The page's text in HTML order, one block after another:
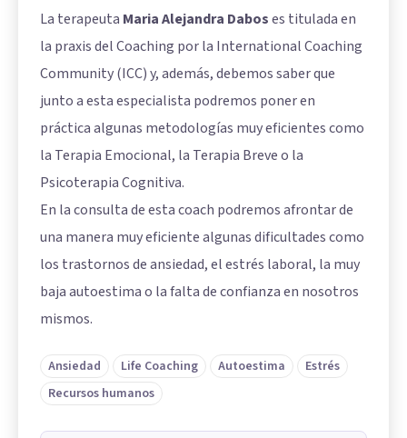
La terapeuta Maria Alejandra Daboses titulada en
la praxis del Coaching por la International Coaching
Community (ICC) y, además, debemos saber que
junto a esta especialista podremos poner en
práctica algunas metodologías muy eficientes como
la Terapia Emocional, la Terapia Breve o la
Psicoterapia Cognitiva.
En la consulta de esta coach podremos afrontar de
una manera muy eficiente algunas dificultades como
los trastornos de ansiedad, el estrés laboral, la muy
baja autoestima o la falta de confianza en nosotros
mismos.
Ansiedad Life Coaching Autoestima
Estrés
Recursos humanos